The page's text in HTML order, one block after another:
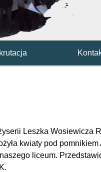
Leszka Wosiewicza
kwiaty pod pomnikiem
liceum.